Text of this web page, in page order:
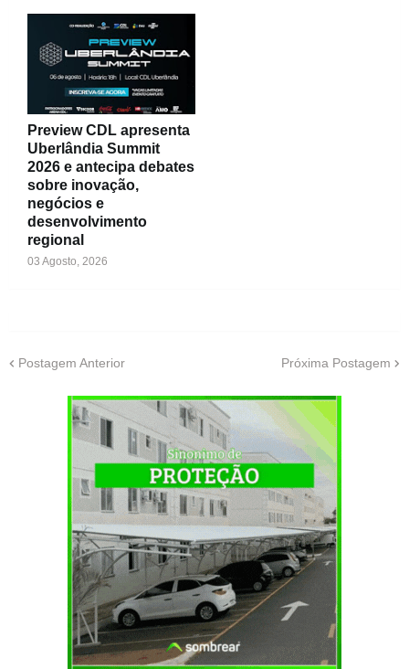
Preview CDL apresenta
Uberlândia Summit
2026 e antecipa debates
sobre inovação,
negócios e
desenvolvimento
regional
03 Agosto, 2026
Postagem Anterior Próxima Postagem